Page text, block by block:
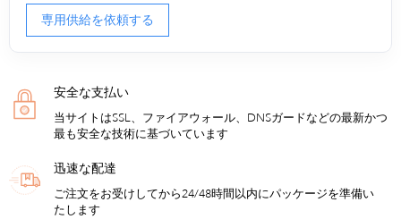
専用供給を依頼する
安全な支払い
当サイトはSSL、ファイアウォール、DNSガードなどの最新かつ
最も安全な技術に基づいています
迅速な配達
ご注文をお受けしてから24/48時間以内にパッケージを準備い
たします